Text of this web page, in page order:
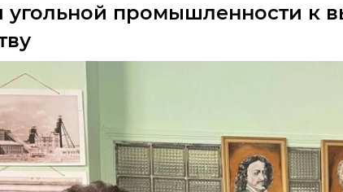
угольной промышленности к